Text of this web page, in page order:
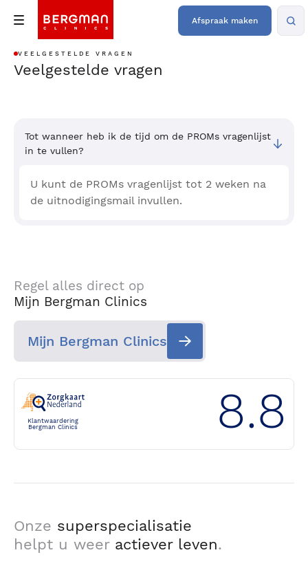
Afspraak maken
VEELGESTELDE VRAGEN
Veelgestelde vragen
Tot wanneer heb ik de tijd om de PROMs vragenlijst
in te vullen?
U kunt de PROMs vragenlijst tot 2 weken na
de uitnodigingsmail invullen.
Regel alles direct op
Mijn Bergman Clinics
Mijn Bergman Clinics
Klantwaardering
Bergman Clinics
8.8
Onze superspecialisatie
helpt u weer actiever leven.